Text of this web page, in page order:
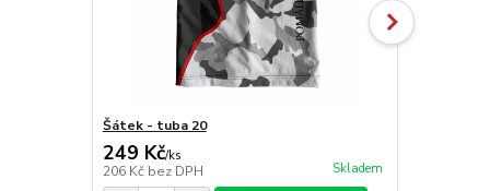
Šátek - tuba 20
249 Kč/ks
206 Kč bez DPH Skladem